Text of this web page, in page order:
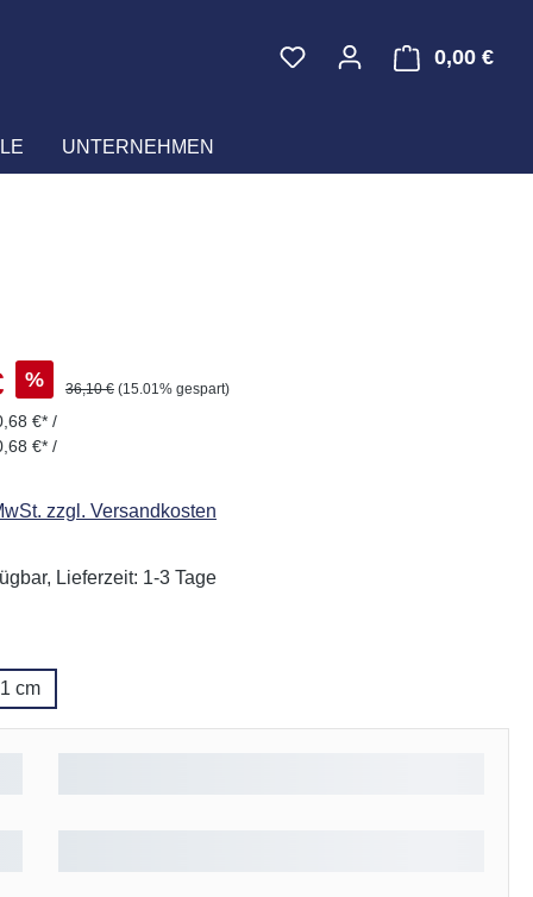
0,00 €
UNTERNEHMEN
% Regulärer Preis:
36,10 € (15.01% gespart)
€* /
€* /
zzgl. Versandkosten
Lieferzeit: 1-3 Tage
cm